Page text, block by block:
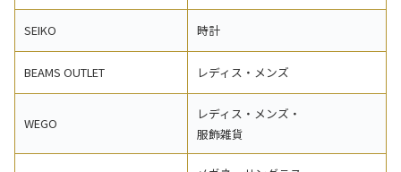
SEIKO 時計
BEAMS OUTLET レディス・メンズ
WEGO
レディス・メンズ・
服飾雑貨